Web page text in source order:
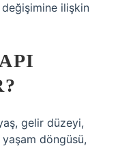
ilişkin
gelir düzeyi,
döngüsü,